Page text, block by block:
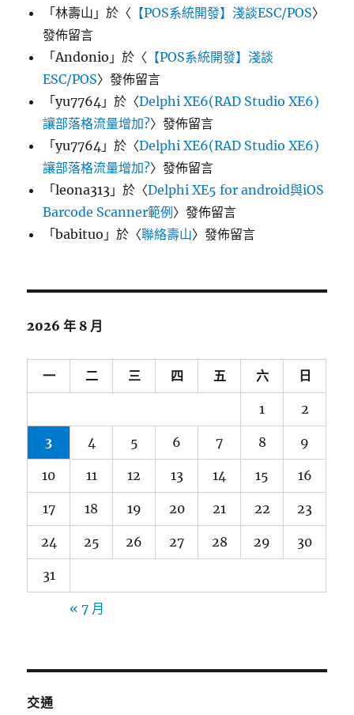
「林壽山 」於〈 【POS系統開發】淺談ESC/POS〉
發佈留言
「Andonio 」於〈 【POS系統開發】淺談
ESC/POS〉發佈留言
「yu7764 」於〈Delphi XE6(RAD Studio XE6)
讓部落格流量增加?〉發佈留言
「yu7764 」於〈Delphi XE6(RAD Studio XE6)
讓部落格流量增加?〉發佈留言
「leona313 」於〈Delphi XE5 for android與iOS
Barcode Scanner範例 〉發佈留言
「babituo 」於〈聯絡壽山〉發佈留言
2026 年 8 月
一 二 三 四 五 六 日
1 2
3 4 5 6 7 8 9
10 11 12 13 14 15 16
17 18 19 20 21 22 23
24 25 26 27 28 29 30
31
« 7 月
交通